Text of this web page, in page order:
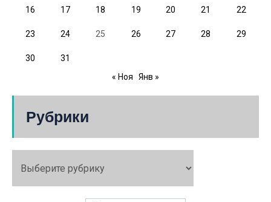
16 17 18 19 20 21 22
23 24 25 26 27 28 29
30
31
« Ноя
Янв »
Рубрики